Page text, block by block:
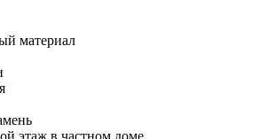
материал
этаж в частном доме